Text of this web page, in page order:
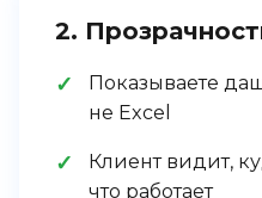
2.
Показываете
не Excel
Клиент видит,
что работает